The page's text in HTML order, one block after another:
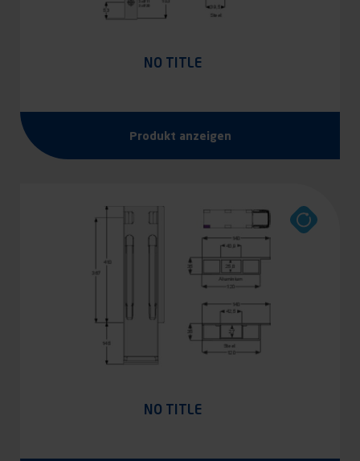
NO TITLE
Produkt anzeigen
NO TITLE